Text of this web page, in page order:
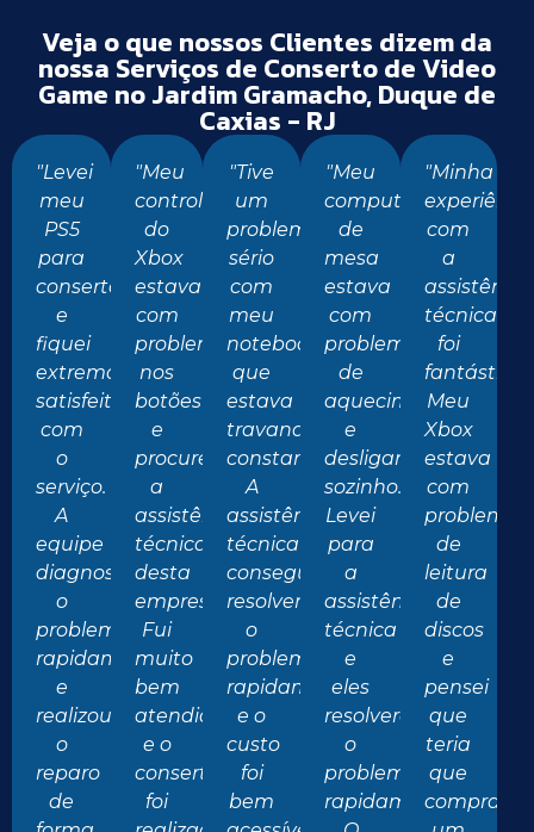
Veja o que nossos Clientes dizem da
nossa Serviços de Conserto de Video
Game no Jardim Gramacho, Duque de
Caxias - RJ
"Levei
meu
PS5
para
conserto
e
fiquei
extremamente
satisfeito
com
o
serviço.
A
equipe
diagnosticou
o
problema
rapidamente
e
realizou
o
reparo
de
"Meu
controle
do
Xbox
estava
com
problemas
nos
botões
e
procurei
a
assistência
técnica
desta
empresa.
Fui
muito
bem
atendido
e o
conserto
foi
"Tive
um
problema
sério
com
meu
notebook
que
estava
travando
constantemente.
A
assistência
técnica
conseguiu
resolver
o
problema
rapidamente
e o
custo
foi
bem
"Meu
computador
de
mesa
estava
com
problemas
de
aquecimento
e
desligando
sozinho.
Levei
para
a
assistência
técnica
e
eles
resolveram
o
problema
rapidamente.
"Minha
com
a
assistência
técnica
foi
fantástica.
Meu
Xbox
estava
com
problemas
de
leitura
de
discos
e
pensei
que
teria
que
comprar